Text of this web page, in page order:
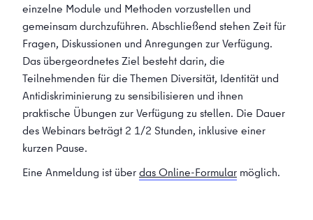
einzelne Module und Methoden vorzustellen und
gemeinsam durchzuführen. Abschließend stehen Zeit für
Fragen, Diskussionen und Anregungen zur Verfügung.
Das übergeordnetes Ziel besteht darin, die
Teilnehmenden für die Themen Diversität, Identität und
Antidiskriminierung zu sensibilisieren und ihnen
praktische Übungen zur Verfügung zu stellen. Die Dauer
des Webinars beträgt 2 1/2 Stunden, inklusive einer
kurzen Pause.
Eine Anmeldung ist überdas Online-Formular möglich.